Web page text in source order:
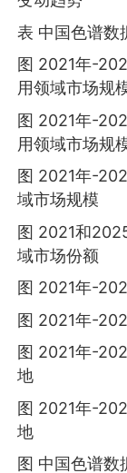
表 中国色谱数
图 2021年-
用领域市场规
图 2021年-
用领域市场规
图 2021年-
域市场规模
图 2021和
域市场份额
图 2021年-
图 2021年-
图 2021年-
地
图 2021年-
地
图 中国色谱数